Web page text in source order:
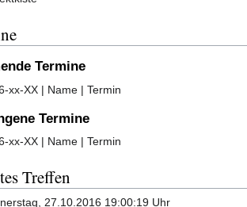
Termine
xx-XX | Name | Termin
Termine
xx-XX | Name | Termin
Treffen
27.10.2016 19:00:19 Uhr